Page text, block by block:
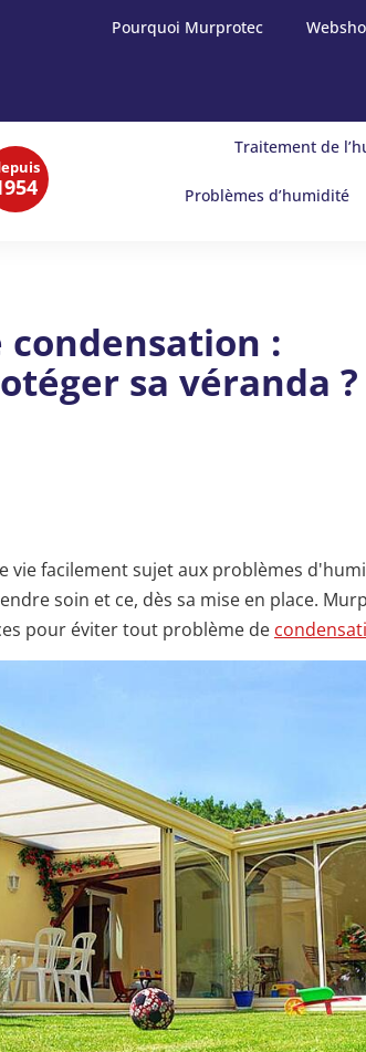
Pourquoi Murprotec
Traitement de
Problèmes d’humidité
condensation :
sa véranda ?
vie facilement sujet aux problèmes
soin et ce, dès sa mise en place.
pour éviter tout problème de